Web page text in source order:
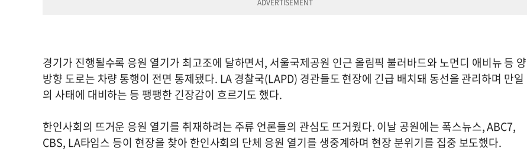
경기가 진행될수록 응원 열기가 최고조에 달하면서, 서울국제공원 인근 올림픽 불러바드와 노먼디 애비뉴 등 양
방향 도로는 차량 통행이 전면 통제됐다. LA 경찰국(LAPD) 경관들도 현장에 긴급 배치돼 동선을 관리하며 만일
의 사태에 대비하는 등 팽팽한 긴장감이 흐르기도 했다.
한인사회의 뜨거운 응원 열기를 취재하려는 주류 언론들의 관심도 뜨거웠다. 이날 공원에는 폭스뉴스, ABC7,
CBS, LA타임스 등이 현장을 찾아 한인사회의 단체 응원 열기를 생중계하며 현장 분위기를 집중 보도했다.